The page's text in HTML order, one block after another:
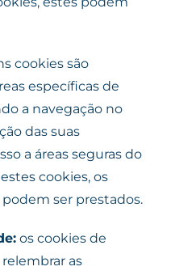
cookies são
específicas de
a navegação no
das suas
a áreas seguras do
cookies, os
ser prestados.
os cookies de
as